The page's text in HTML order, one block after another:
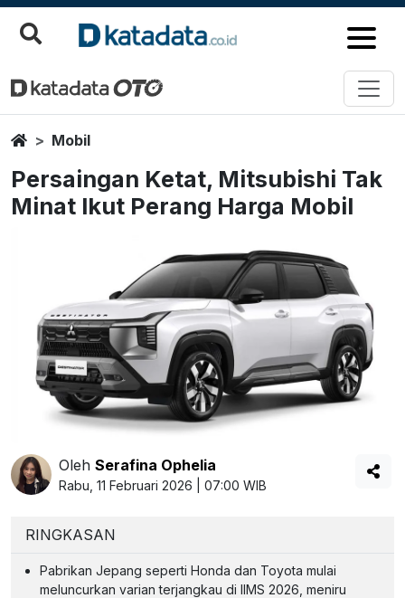
HomeMobil
Persaingan Ketat, Mitsubishi Tak
Minat Ikut Perang Harga Mobil
Oleh Serafina Ophelia
Rabu, 11 Februari 2026 | 07:00 WIB
RINGKASAN
Pabrikan Jepang seperti Honda dan Toyota mulai
meluncurkan varian terjangkau di IIMS 2026, meniru